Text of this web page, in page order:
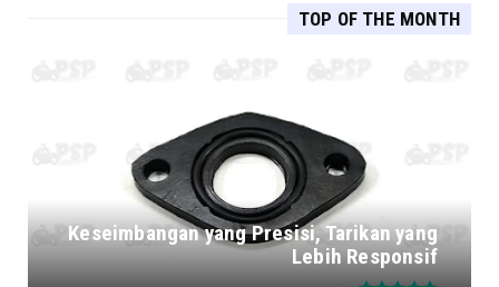
TOP OF THE MONTH
Keseimbangan yang Presisi, Tarikan yang
Lebih Responsif